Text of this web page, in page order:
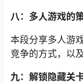
八：多人游戏的
本段分享多人游
竞争的方式，以
九：解锁隐藏关